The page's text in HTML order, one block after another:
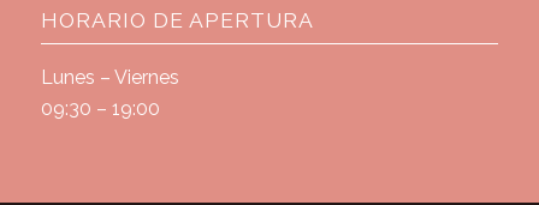
HORARIO DE APERTURA
Lunes – Viernes
09:30 – 19:00